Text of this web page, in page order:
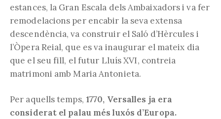
estances, la Gran Escala dels Ambaixadors i va fer
remodelacions per encabir la seva extensa
descendència, va construir el Saló d’Hèrcules i
l’Òpera Reial, que es va inaugurar el mateix dia
que el seu fill, el futur Lluís XVI, contreia
matrimoni amb Maria Antonieta.
Per aquells temps, 1770, Versalles ja era
considerat el palau més luxós d’Europa.